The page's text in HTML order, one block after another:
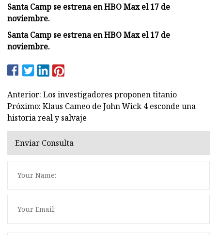
Santa Camp se estrena en HBO Max el 17 de
noviembre.
Santa Camp se estrena en HBO Max el 17 de
noviembre.
Anterior: Los investigadores proponen titanio
Próximo: Klaus Cameo de John Wick 4 esconde una
historia real y salvaje
Enviar Consulta